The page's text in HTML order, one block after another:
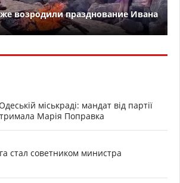
возродили празднование Ивана
міськраді: мандат від партії
Марія Поправка
стал советником министра